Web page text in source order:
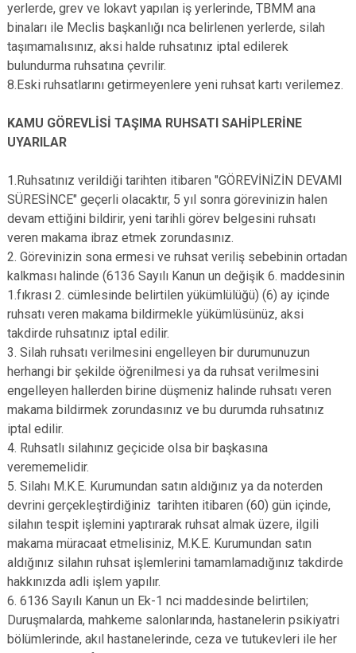
yerlerde, grev ve lokavt yapılan iş yerlerinde, TBMM ana
binaları ile Meclis başkanlığı nca belirlenen yerlerde, silah
taşımamalısınız, aksi halde ruhsatınız iptal edilerek
bulundurma ruhsatına çevrilir.
8.Eski ruhsatlarını getirmeyenlere yeni ruhsat kartı verilemez.
KAMU GÖREVLİSİ TAŞIMA RUHSATI SAHİPLERİNE
UYARILAR
1.Ruhsatınız verildiği tarihten itibaren "GÖREVİNİZİN DEVAMI
SÜRESİNCE" geçerli olacaktır, 5 yıl sonra görevinizin halen
devam ettiğini bildirir, yeni tarihli görev belgesini ruhsatı
veren makama ibraz etmek zorundasınız.
2. Görevinizin sona ermesi ve ruhsat veriliş sebebinin ortadan
kalkması halinde (6136 Sayılı Kanun un değişik 6. maddesinin
1.fıkrası 2. cümlesinde belirtilen yükümlülüğü) (6) ay içinde
ruhsatı veren makama bildirmekle yükümlüsünüz, aksi
takdirde ruhsatınız iptal edilir.
3. Silah ruhsatı verilmesini engelleyen bir durumunuzun
herhangi bir şekilde öğrenilmesi ya da ruhsat verilmesini
engelleyen hallerden birine düşmeniz halinde ruhsatı veren
makama bildirmek zorundasınız ve bu durumda ruhsatınız
iptal edilir.
4. Ruhsatlı silahınız geçicide olsa bir başkasına
verememelidir.
5. Silahı M.K.E. Kurumundan satın aldığınız ya da noterden
devrini gerçekleştirdiğiniz tarihten itibaren (60) gün içinde,
silahın tespit işlemini yaptırarak ruhsat almak üzere, ilgili
makama müracaat etmelisiniz, M.K.E. Kurumundan satın
aldığınız silahın ruhsat işlemlerini tamamlamadığınız takdirde
hakkınızda adli işlem yapılır.
6. 6136 Sayılı Kanun un Ek-1 nci maddesinde belirtilen;
Duruşmalarda, mahkeme salonlarında, hastanelerin psikiyatri
bölümlerinde, akıl hastanelerinde, ceza ve tutukevleri ile her